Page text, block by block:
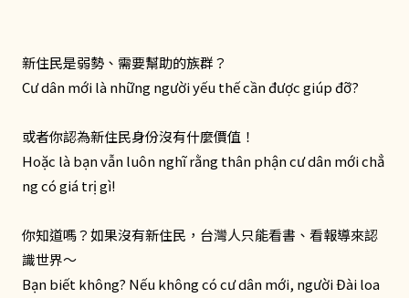
新住民是弱勢、需要幫助的族群？
Cư dân mới là những người yếu thế cần được giúp đỡ?
或者你認為新住民身份沒有什麼價值！
Hoặc là bạn vẫn luôn nghĩ rằng thân phận cư dân mới chẳ
ng có giá trị gì!
你知道嗎？如果沒有新住民，台灣人只能看書、看報導來認
識世界～
Bạn biết không? Nếu không có cư dân mới, người Đài loa